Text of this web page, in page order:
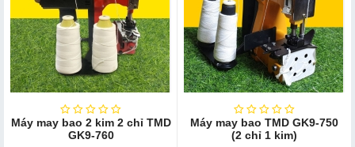
Máy may bao 2 kim 2 chỉ TMD
GK9-760
Máy may bao TMD GK9-750
(2 chỉ 1 kim)